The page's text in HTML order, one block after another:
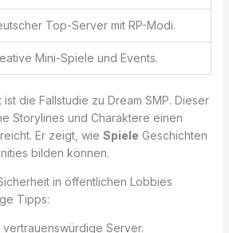
Top-Server mit RP-Modi.
Mini-Spiele und Events.
die Fallstudie zu Dream SMP. Dieser
Storylines und Charaktere einen
Er zeigt, wie Spiele Geschichten
bilden können.
in öffentlichen Lobbies
Tipps:
vertrauenswürdige Server.